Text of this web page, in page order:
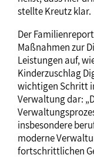
stellte Kreutz klar.
Der
Maßnahmen zur
Leistungen auf,
Kinderzuschlag
wichtigen Schritt
Verwaltung dar:
insbesondere
moderne
fortschrittlichen